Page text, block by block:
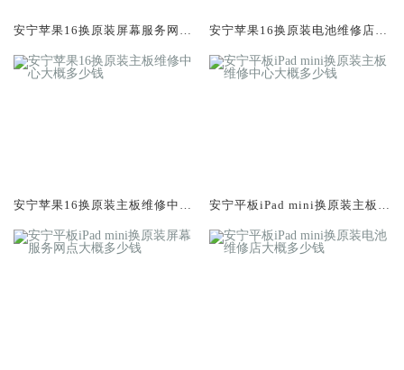
安宁苹果16换原装屏幕服务网点
安宁苹果16换原装电池维修店大
安宁苹果16换原装主板维修中心
安宁平板iPad mini换原装主板维